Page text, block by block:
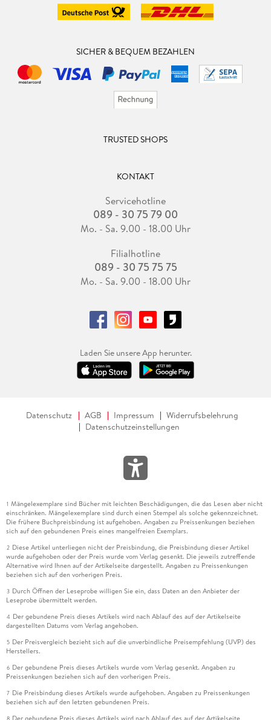
SICHER & BEQUEM BEZAHLEN
TRUSTED SHOPS
KONTAKT
Servicehotline
089 - 30 75 79 00
Mo. - Sa. 9.00 - 18.00 Uhr
Filialhotline
089 - 30 75 75 75
Mo. - Sa. 9.00 - 18.00 Uhr
Laden Sie unsere App herunter.
Datenschutz AGB Impressum
Widerrufsbelehrung
Datenschutzeinstellungen
1 Mängelexemplare sind Bücher mit leichten Beschädigungen, die das Lesen aber nicht
einschränken. Mängelexemplare sind durch einen Stempel als solche gekennzeichnet.
Die frühere Buchpreisbindung ist aufgehoben. Angaben zu Preissenkungen beziehen
sich auf den gebundenen Preis eines mangelfreien Exemplars.
2 Diese Artikel unterliegen nicht der Preisbindung, die Preisbindung dieser Artikel
wurde aufgehoben oder der Preis wurde vom Verlag gesenkt. Die jeweils zutreffende
Alternative wird Ihnen auf der Artikelseite dargestellt. Angaben zu Preissenkungen
beziehen sich auf den vorherigen Preis.
3 Durch Öffnen der Leseprobe willigen Sie ein, dass Daten an den Anbieter der
Leseprobe übermittelt werden.
4 Der gebundene Preis dieses Artikels wird nach Ablauf des auf der Artikelseite
dargestellten Datums vom Verlag angehoben.
5 Der Preisvergleich bezieht sich auf die unverbindliche Preisempfehlung (UVP) des
Herstellers.
6 Der gebundene Preis dieses Artikels wurde vom Verlag gesenkt. Angaben zu
Preissenkungen beziehen sich auf den vorherigen Preis.
7 Die Preisbindung dieses Artikels wurde aufgehoben. Angaben zu Preissenkungen
beziehen sich auf den letzten gebundenen Preis.